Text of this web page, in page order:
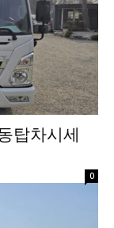
탑차시세
0